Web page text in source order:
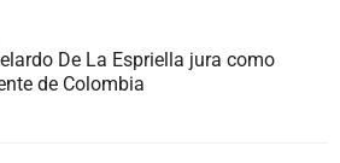
De La Espriella jura como
de Colombia